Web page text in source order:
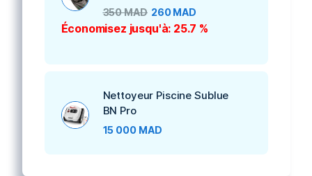
350MAD 260MAD
Économisez jusqu'à: 25.7 %
Nettoyeur Piscine Sublue
BN Pro
15 000 MAD